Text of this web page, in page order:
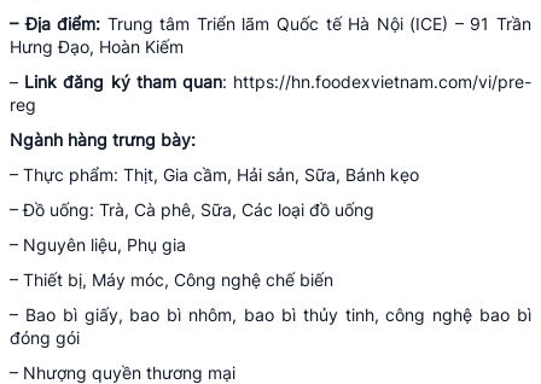
– Địa điểm: Trung tâm Triển lãm Quốc tế Hà Nội (ICE) – 91 Trần
Hưng Đạo, Hoàn Kiếm
– Link đăng ký tham quan: https://hn.foodexvietnam.com/vi/pre-
reg
Ngành hàng trưng bày:
– Thực phẩm: Thịt, Gia cầm, Hải sản, Sữa, Bánh kẹo
– Đồ uống: Trà, Cà phê, Sữa, Các loại đồ uống
– Nguyên liệu, Phụ gia
– Thiết bị, Máy móc, Công nghệ chế biến
– Bao bì giấy, bao bì nhôm, bao bì thủy tinh, công nghệ bao bì
đóng gói
– Nhượng quyền thương mại